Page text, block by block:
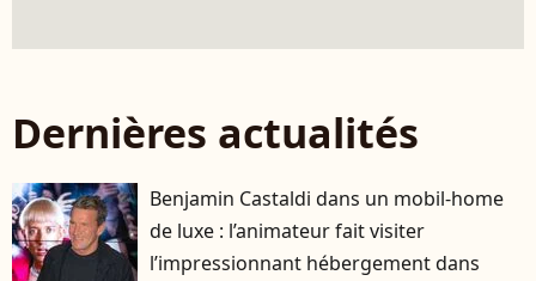
Dernières actualités
Benjamin Castaldi dans un mobil-home
de luxe : l’animateur fait visiter
l’impressionnant hébergement dans